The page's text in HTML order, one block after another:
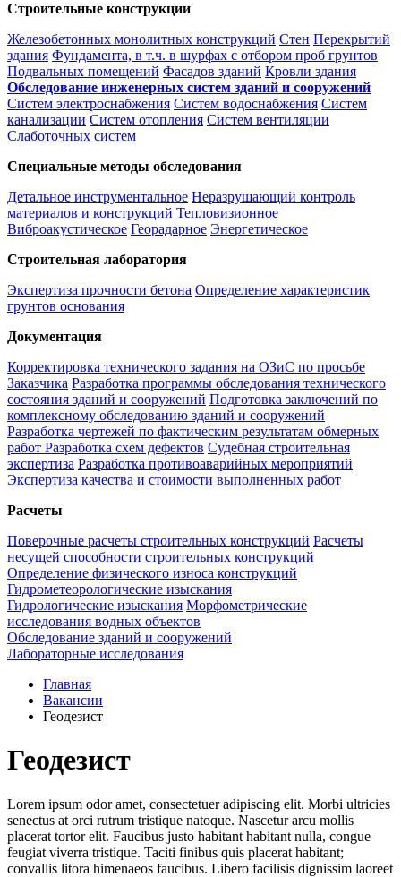
Строительные конструкции
Железобетонных монолитных конструкций Стен Перекрытий
здания Фундамента, в т.ч. в шурфах с отбором проб грунтов
Подвальных помещений Фасадов зданий Кровли здания
Обследование инженерных систем зданий и сооружений
Систем электроснабжения Систем водоснабжения Систем
канализации Систем отопления Систем вентиляции
Слаботочных систем
Специальные методы обследования
Детальное инструментальное Неразрушающий контроль
материалов и конструкций Тепловизионное
Виброакустическое Георадарное Энергетическое
Строительная лаборатория
Экспертиза прочности бетона Определение характеристик
грунтов основания
Документация
Корректировка технического задания на ОЗиС по просьбе
Заказчика Разработка программы обследования технического
состояния зданий и сооружений Подготовка заключений по
комплексному обследованию зданий и сооружений
Разработка чертежей по фактическим результатам обмерных
работ Разработка схем дефектов Судебная строительная
экспертиза Разработка противоаварийных мероприятий
Экспертиза качества и стоимости выполненных работ
Расчеты
Поверочные расчеты строительных конструкций Расчеты
несущей способности строительных конструкций
Определение физического износа конструкций
Гидрометеорологические изыскания
Гидрологические изыскания Морфометрические
исследования водных объектов
Обследование зданий и сооружений
Лабораторные исследования
Главная
Вакансии
Геодезист
Геодезист
Lorem ipsum odor amet, consectetuer adipiscing elit. Morbi ultricies
senectus at orci rutrum tristique natoque. Nascetur arcu mollis
placerat tortor elit. Faucibus justo habitant habitant nulla, congue
feugiat viverra tristique. Taciti finibus quis placerat habitant;
convallis litora himenaeos faucibus. Libero facilisis dignissim laoreet